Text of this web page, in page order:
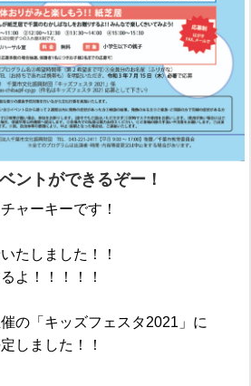
ントができるぞー！
ャーキーです！
たしました！！
よ！！！！！
の「キッズフェスタ2021」に
しました！！